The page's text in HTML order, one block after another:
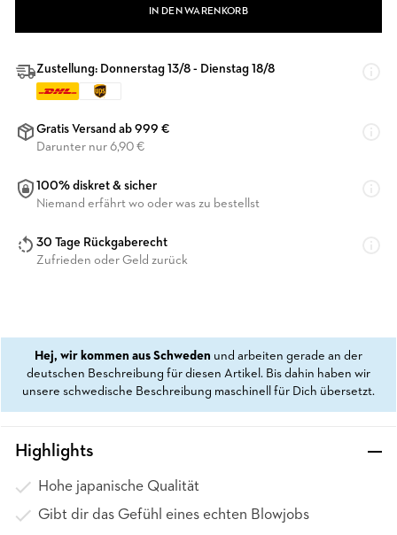
IN DEN WARENKORB
Zustellung: Donnerstag 13/8 - Dienstag 18/8
Gratis Versand ab 999 €
Darunter nur 6,90 €
100% diskret & sicher
Niemand erfährt wo oder was zu bestellst
30 Tage Rückgaberecht
Zufrieden oder Geld zurück
Hej, wir kommen aus Schweden und arbeiten gerade an der
deutschen Beschreibung für diesen Artikel. Bis dahin haben wir
unsere schwedische Beschreibung maschinell für Dich übersetzt.
Highlights
Hohe japanische Qualität
Gibt dir das Gefühl eines echten Blowjobs